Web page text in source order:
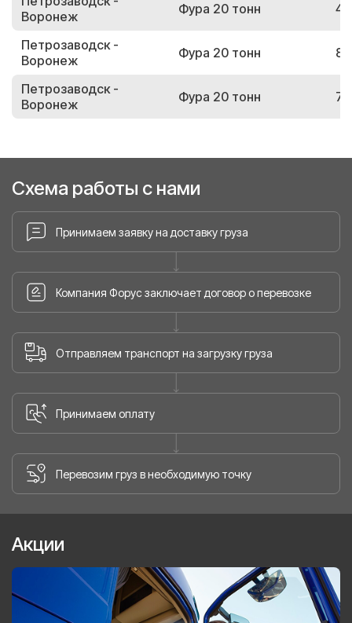
Воронеж
Фура 20 тонн
Петрозаводск -
Воронеж
Фура 20 тонн
Петрозаводск -
Воронеж
Фура 20 тонн
Схема работы с нами
Принимаем заявку на доставку груза
Компания Форус заключает договор о перевозке
Отправляем транспорт на загрузку груза
Принимаем оплату
Перевозим груз в необходимую точку
Акции